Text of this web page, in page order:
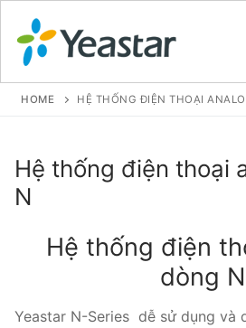
GIỚI THIỆU
SẢN PHẨM
VOIP PBX FOR SME
Tổng đài VoIP Yeastar S412
Tổng đài VoIP Yeastar S20
HOME HỆ THỐNG ĐIỆN THOẠI
Hệ thống điện thoại
N
Hệ thống điện
dòng N
Yeastar N-Series dễ sử dụng và